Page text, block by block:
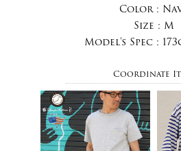
Color :
Size : M
Model's Spec :
Coordinate